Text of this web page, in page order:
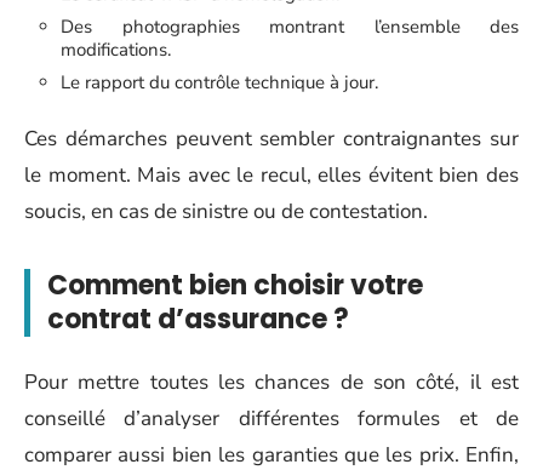
Des photographies montrant l’ensemble des
modifications.
Le rapport du contrôle technique à jour.
Ces démarches peuvent sembler contraignantes sur
le moment. Mais avec le recul, elles évitent bien des
soucis, en cas de sinistre ou de contestation.
Comment bien choisir votre
contrat d’assurance ?
Pour mettre toutes les chances de son côté, il est
conseillé d’analyser différentes formules et de
comparer aussi bien les garanties que les prix. Enfin,